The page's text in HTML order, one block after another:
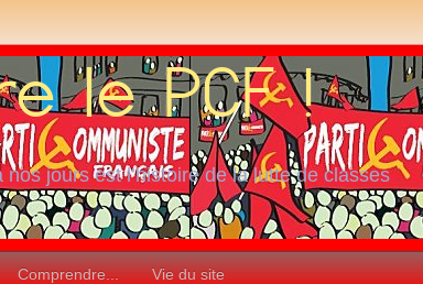
nos jours est l’histoire de la lutte de classes
Comprendre... Vie du site